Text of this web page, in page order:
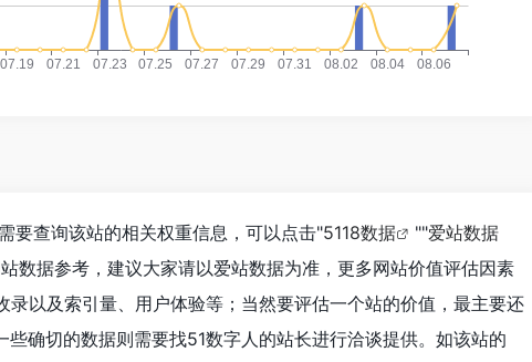
要查询该站的相关权重信息，可以点击"5118数据 ""爱站数据
数据参考，建议大家请以爱站数据为准，更多网站价值评估因素
录以及索引量、用户体验等；当然要评估一个站的价值，最主要还
确切的数据则需要找51数字人的站长进行洽谈提供。如该站的